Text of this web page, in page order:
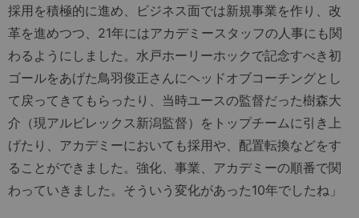
採用を積極的に進め、ビジネス面では新規事業を作り、改
革を進めつつ、21年にはアカデミースタッフの人事にも関
わるようにしました。水戸ホーリーホックで記念すべき初
ゴールをあげた鳥羽俊正さんにヘッドオブコーチングとし
て戻ってきてもらったり、当時ユースの監督だった樹森大
介（現アルビレックス新潟監督）をトップチームに引き上
げたり、アカデミーにおいても採用や、配置転換などをす
ることができました。強化、事業、アカデミーの順番で関
わっていきました。そういう変化があった10年でしたね」